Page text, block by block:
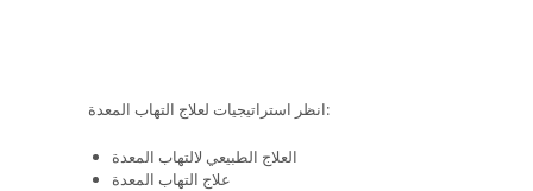
انظر استراتيجيات لعلاج التهاب المعدة:
العلاج الطبيعي لالتهاب المعدة
علاج التهاب المعدة